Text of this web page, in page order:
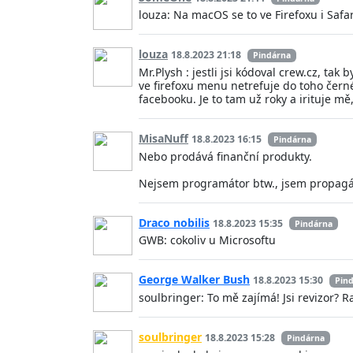
louza: Na macOS se to ve Firefoxu i
louza 18.8.2023 21:18 Pindárna
Mr.Plysh : jestli jsi kódoval crew.cz, tak
ve firefoxu menu netrefuje do toho
facebooku. Je to tam už roky a irituje
MisaNuff 18.8.2023 16:15 Pindárna
Nebo prodává finanční produkty.
Nejsem programátor btw., jsem
Draco nobilis 18.8.2023 15:35 Pindárna
GWB: cokoliv u Microsoftu
George Walker Bush 18.8.2023 15:30
soulbringer: To mě zajímá! Jsi revizor?
soulbringer 18.8.2023 15:28 Pindárna